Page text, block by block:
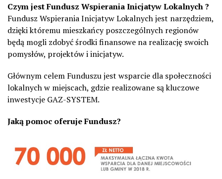
Czym jest Fundusz Wspierania Inicjatyw Lokalnych ?
Fundusz Wspierania Inicjatyw Lokalnych jest narzędziem,
dzięki któremu mieszkańcy poszczególnych regionów
będą mogli zdobyć środki finansowe na realizację swoich
pomysłów, projektów i inicjatyw.
Głównym celem Funduszu jest wsparcie dla społeczności
lokalnych w miejscach, gdzie realizowane są kluczowe
inwestycje GAZ-SYSTEM.
Jaką pomoc oferuje Fundusz?